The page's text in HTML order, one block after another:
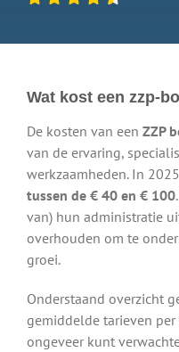
Wat kost een zzp-
De kosten van een ZZP
van de ervaring,
werkzaamheden. In
tussen de € 40 en € 100
van) hun administratie
overhouden om te
groei.
Onderstaand overzicht
gemiddelde tarieven
ongeveer kunt